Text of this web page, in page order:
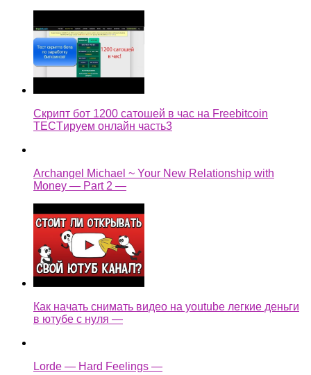
Скрипт бот 1200 сатошей в час на Freebitcoin
TECTируем онлайн часть3
Archangel Michael ~ Your New Relationship with
Money — Part 2 —
Как начать снимать видео на youtube легкие деньги
в ютубе с нуля —
Lorde — Hard Feelings —